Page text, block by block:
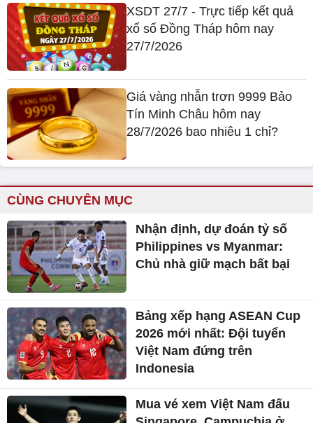
XSDT 27/7 - Trực tiếp kết quả
xổ số Đồng Tháp hôm nay
27/7/2026
Giá vàng nhẫn trơn 9999 Bảo
Tín Minh Châu hôm nay
28/7/2026 bao nhiêu 1 chỉ?
CÙNG CHUYÊN MỤC
Nhận định, dự đoán tỷ số
Philippines vs Myanmar:
Chủ nhà giữ mạch bất bại
Bảng xếp hạng ASEAN Cup
2026 mới nhất: Đội tuyển
Việt Nam đứng trên
Indonesia
Mua vé xem Việt Nam đấu